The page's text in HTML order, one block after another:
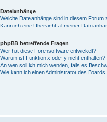
Dateianhänge
Welche Dateianhänge sind in diesem Forum
Kann ich eine Übersicht all meiner
phpBB betreffende Fragen
Wer hat diese Forensoftware entwickelt?
Warum ist Funktion x oder y nicht enthalten?
An wen soll ich mich wenden, falls es
Wie kann ich einen Administrator des Boards